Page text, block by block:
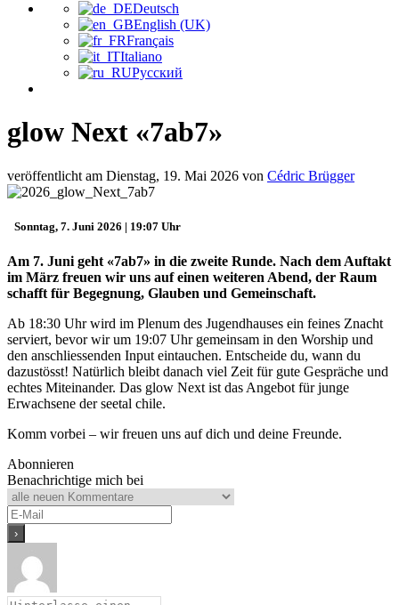
Deutsch
English (UK)
Français
Italiano
Русский
glow Next «7ab7»
veröffentlicht am Dienstag, 19. Mai 2026 von Cédric Brügger
Sonntag, 7. Juni 2026 | 19:07 Uhr
Am 7. Juni geht «7ab7» in die zweite Runde. Nach dem Auftakt
im März freuen wir uns auf einen weiteren Abend, der Raum
schafft für Begegnung, Glauben und Gemeinschaft.
Ab 18:30 Uhr wird im Plenum des Jugendhauses ein feines Znacht
serviert, bevor wir um 19:07 Uhr gemeinsam in den Worship und
den anschliessenden Input eintauchen. Entscheide du, wann du
dazustösst! Natürlich bleibt danach viel Zeit für gute Gespräche und
echtes Miteinander. Das glow Next ist das Angebot für junge
Erwachsene der seetal chile.
Komm vorbei – wir freuen uns auf dich und deine Freunde.
Abonnieren
Benachrichtige mich bei